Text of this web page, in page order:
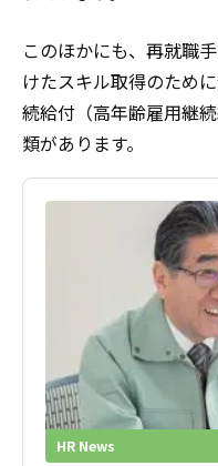
このほかにも、再就職
けたスキル取得のため
続給付（高年齢雇用継
類があります。
HR News